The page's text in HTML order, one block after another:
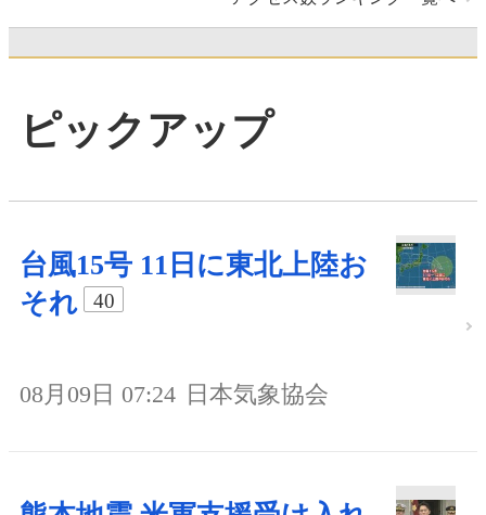
ピックアップ
台風15号 11日に東北上陸お
それ
40
08月09日 07:24 日本気象協会